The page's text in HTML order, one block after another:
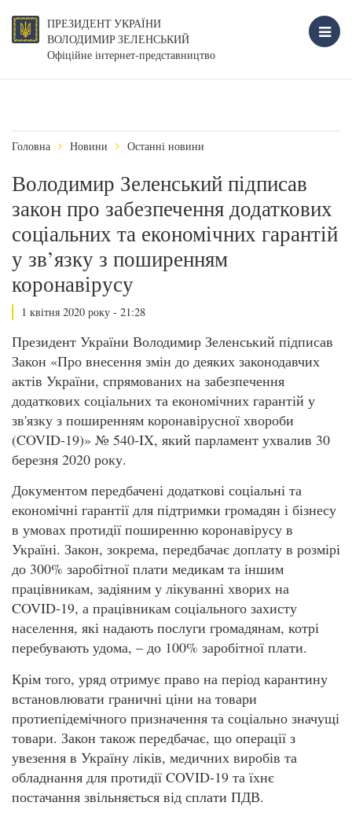
ПРЕЗИДЕНТ УКРАЇНИ
ВОЛОДИМИР ЗЕЛЕНСЬКИЙ
Офіційне інтернет-представництво
Головна Новини Останні новини
Володимир Зеленський підписав
закон про забезпечення додаткових
соціальних та економічних гарантій
у зв’язку з поширенням
коронавірусу
1 квітня 2020 року - 21:28
Президент України Володимир Зеленський підписав
Закон «Про внесення змін до деяких законодавчих
актів України, спрямованих на забезпечення
додаткових соціальних та економічних гарантій у
зв'язку з поширенням коронавірусної хвороби
(COVID-19)» № 540-IX, який парламент ухвалив 30
березня 2020 року.
Документом передбачені додаткові соціальні та
економічні гарантії для підтримки громадян і бізнесу
в умовах протидії поширенню коронавірусу в
Україні. Закон, зокрема, передбачає доплату в розмірі
до 300% заробітної плати медикам та іншим
працівникам, задіяним у лікуванні хворих на
COVID-19, а працівникам соціального захисту
населення, які надають послуги громадянам, котрі
перебувають удома, – до 100% заробітної плати.
Крім того, уряд отримує право на період карантину
встановлювати граничні ціни на товари
протиепідемічного призначення та соціально значущі
товари. Закон також передбачає, що операції з
увезення в Україну ліків, медичних виробів та
обладнання для протидії COVID-19 та їхнє
постачання звільняється від сплати ПДВ.